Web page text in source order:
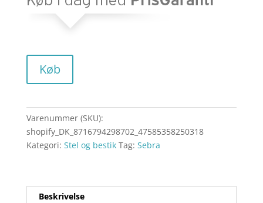
Køb
Varenummer (SKU):
shopify_DK_8716794298702_47585358250318
Kategori: Stel og bestik Tag: Sebra
Beskrivelse